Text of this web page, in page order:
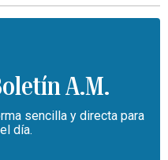
A.M.
sencilla y directa para
día.